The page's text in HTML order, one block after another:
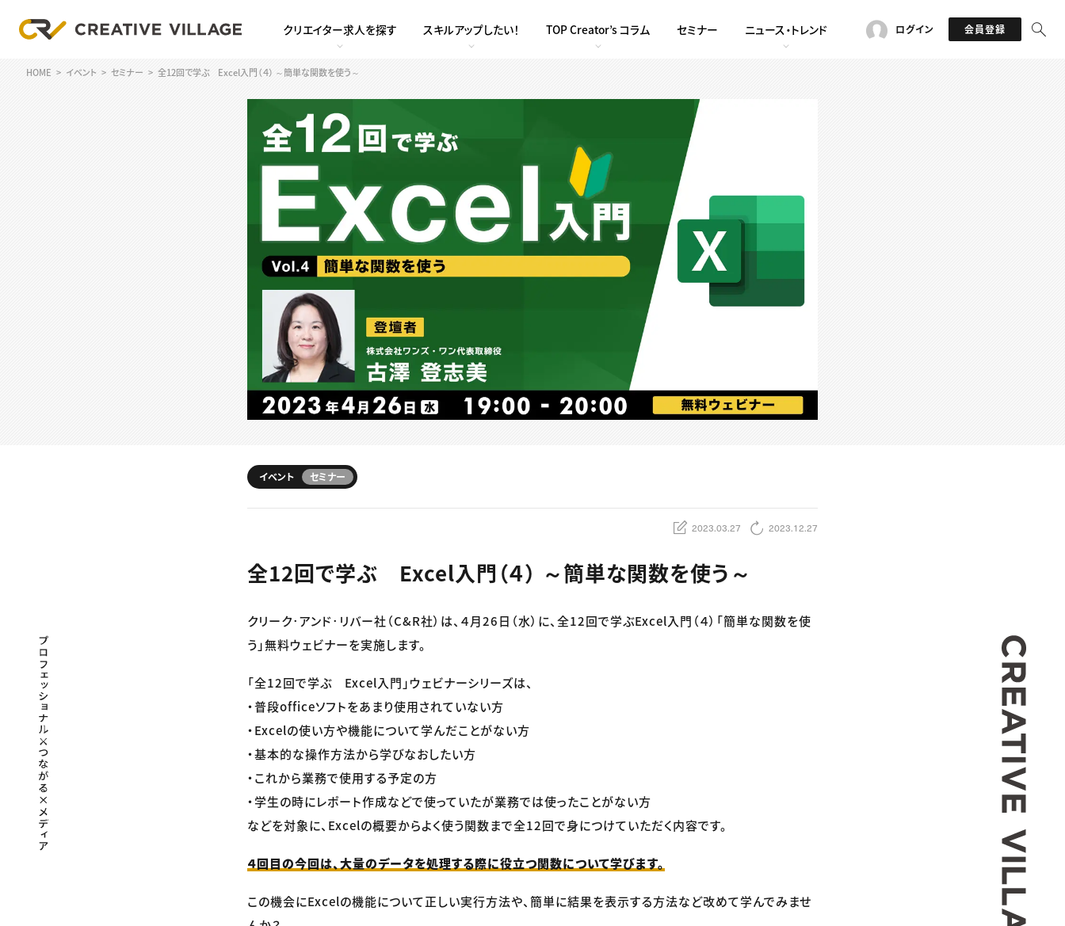
クリエイター求人を探す スキルアップしたい！ TOP Creator’s コラム セミナー ニュース・トレンド ログイン 会員登録
HOME イベント セミナー 全12回で学ぶ Excel入門（４） ～簡単な関数を使う～
プロフェッショナル×つながる×メディア
イベント セミナー
2023.03.27 2023.12.27
全12回で学ぶ Excel入門（４） ～簡単な関数を使う～
クリーク･アンド･リバー社（C&R社）は、４月26日（水）に、全12回で学ぶExcel入門（４）「簡単な関数を使
う」無料ウェビナーを実施します。
「全12回で学ぶ Excel入門」ウェビナーシリーズは、
・普段officeソフトをあまり使用されていない方
・Excelの使い方や機能について学んだことがない方
・基本的な操作方法から学びなおしたい方
・これから業務で使用する予定の方
・学生の時にレポート作成などで使っていたが業務では使ったことがない方
などを対象に、Excelの概要からよく使う関数まで全12回で身につけていただく内容です。
４回目の今回は、大量のデータを処理する際に役立つ関数について学びます。
この機会にExcelの機能について正しい実行方法や、簡単に結果を表示する方法など改めて学んでみませ